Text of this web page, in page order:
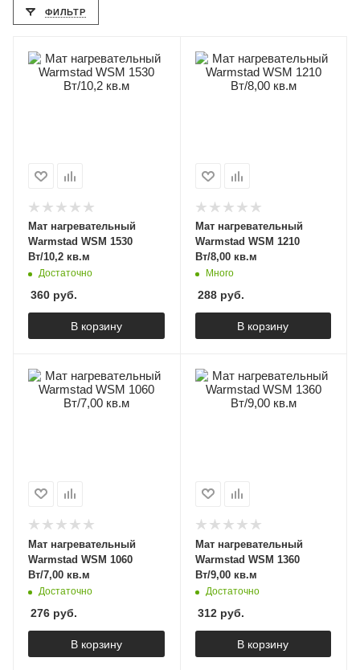
ФИЛЬТР
Мат нагревательный
Warmstad WSM 1530
Вт/10,2 кв.м
Достаточно
360 руб.
В корзину
Мат нагревательный
Warmstad WSM 1210
Вт/8,00 кв.м
Много
288руб.
В корзину
Мат нагревательный
Warmstad WSM 1060
Вт/7,00 кв.м
Достаточно
276 руб.
В корзину
Мат нагревательный
Warmstad WSM 1360
Вт/9,00 кв.м
Достаточно
312руб.
В корзину